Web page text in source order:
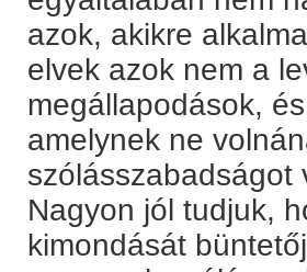
azok, akikre
elvek azok nem a
megállapodások,
amelynek ne
szólásszabadságot
Nagyon jól tudjuk,
kimondását